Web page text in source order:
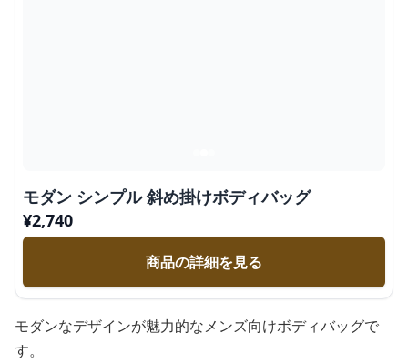
モダン シンプル 斜め掛けボディバッグ
¥2,740
商品の詳細を見る
モダンなデザインが魅力的なメンズ向けボディバッグで
す。